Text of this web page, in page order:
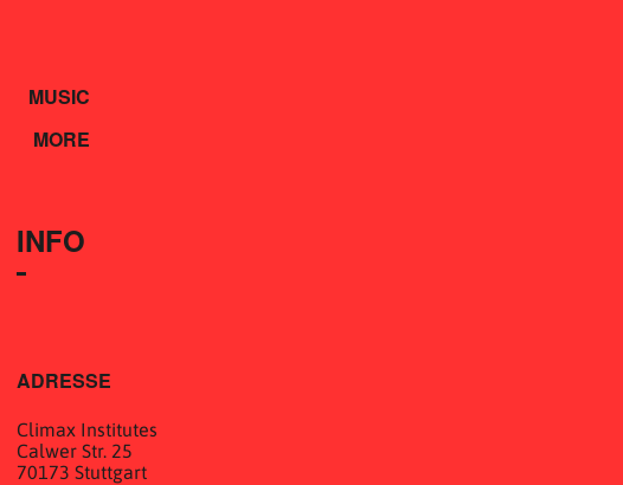
MUSIC
MORE
INFO
ADRESSE
Climax Institutes
Calwer Str. 25
70173 Stuttgart